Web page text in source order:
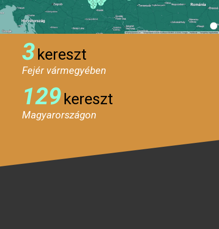
3kereszt
Fejér vármegyében
129kereszt
Magyarországon